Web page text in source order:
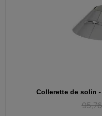
Collerette de solin